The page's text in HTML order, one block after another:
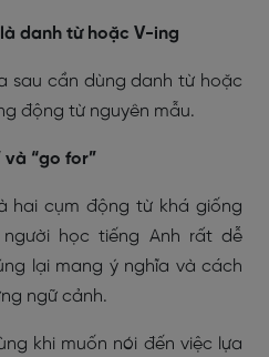
danh từ hoặc V-ing
sau cần dùng danh từ hoặc
động từ nguyên mẫu.
và “go for”
hai cụm động từ khá giống
học tiếng Anh rất dễ
lại mang ý nghĩa và cách
ngữ cảnh.
khi muốn nói đến việc lựa